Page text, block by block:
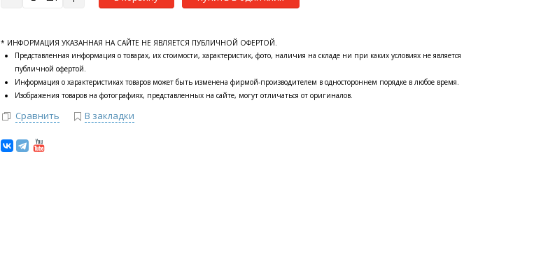
* ИНФОРМАЦИЯ УКАЗАННАЯ НА САЙТЕ НЕ ЯВЛЯЕТСЯ ПУБЛИЧНОЙ ОФЕРТОЙ.
Представленная информация о товарах, их стоимости, характеристик, фото, наличия на складе ни при каких условиях не является
публичной офертой.
Информация о характеристиках товаров может быть изменена фирмой-производителем в одностороннем порядке в любое время.
Изображения товаров на фотографиях, представленных на сайте, могут отличаться от оригиналов.
Сравнить В закладки